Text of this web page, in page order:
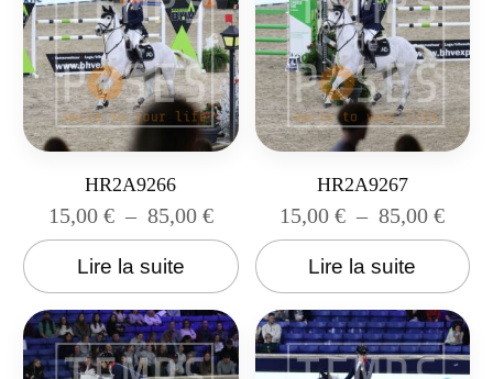
HR2A9266
15,00 € – 85,00 €
Lire la suite
HR2A9267
15,00€ – 85,00€
Lire la suite